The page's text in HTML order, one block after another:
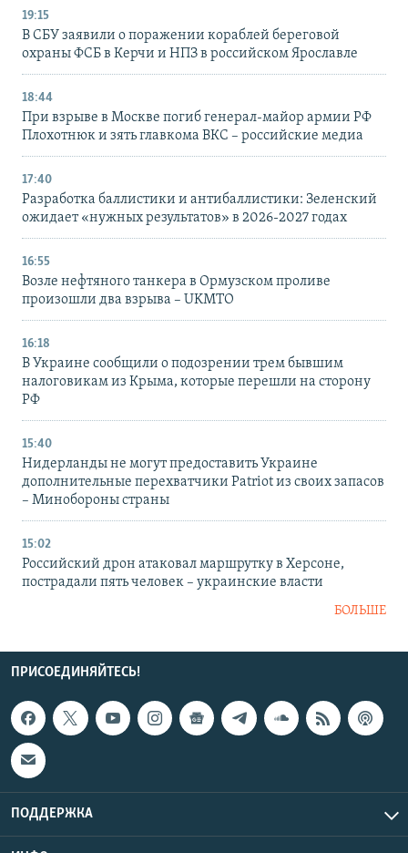
19:15
В СБУ заявили о поражении кораблей береговой
охраны ФСБ в Керчи и НПЗ в российском Ярославле
18:44
При взрыве в Москве погиб генерал-майор армии РФ
Плохотнюк и зять главкома ВКС – российские медиа
17:40
Разработка баллистики и антибаллистики: Зеленский
ожидает «нужных результатов» в 2026-2027 годах
16:55
Возле нефтяного танкера в Ормузском проливе
произошли два взрыва – UKMTO
16:18
В Украине сообщили о подозрении трем бывшим
налоговикам из Крыма, которые перешли на сторону
РФ
15:40
Нидерланды не могут предоставить Украине
дополнительные перехватчики Patriot из своих запасов
– Минобороны страны
15:02
Российский дрон атаковал маршрутку в Херсоне,
пострадали пять человек – украинские власти
БОЛЬШЕ
ПРИСОЕДИНЯЙТЕСЬ!
ПОДДЕРЖКА